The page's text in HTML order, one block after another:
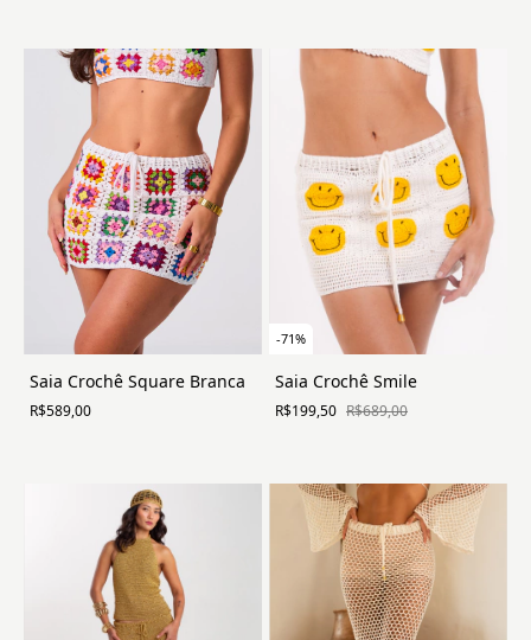
Saia Crochê Square Branca
R$589,00
-71%
Saia Crochê Smile
R$199,50 R$689,00